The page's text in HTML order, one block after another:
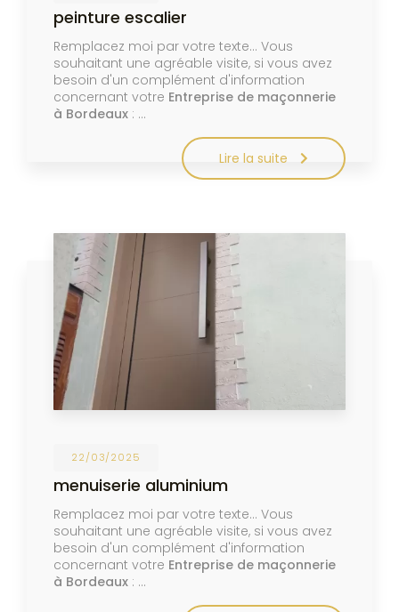
peinture escalier
Remplacez moi par votre texte... Vous
souhaitant une agréable visite, si vous avez
besoin d'un complément d'information
concernant votre Entreprise de maçonnerie
à Bordeaux : …
Lire la suite
22/03/2025
menuiserie aluminium
Remplacez moi par votre texte... Vous
souhaitant une agréable visite, si vous avez
besoin d'un complément d'information
concernant votre Entreprise de maçonnerie
à Bordeaux : …